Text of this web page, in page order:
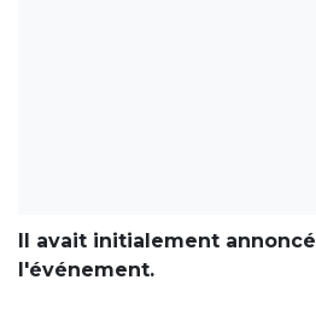
Il avait initialement
l'événement.